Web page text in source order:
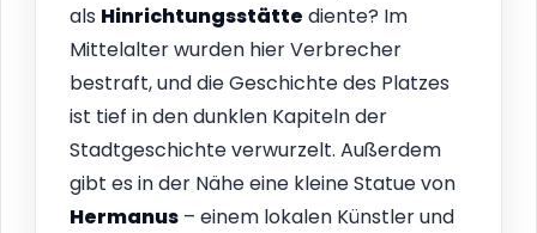
als Hinrichtungsstätte diente? Im
Mittelalter wurden hier Verbrecher
bestraft, und die Geschichte des Platzes
ist tief in den dunklen Kapiteln der
Stadtgeschichte verwurzelt. Außerdem
gibt es in der Nähe eine kleine Statue von
Hermanus – einem lokalen Künstler und